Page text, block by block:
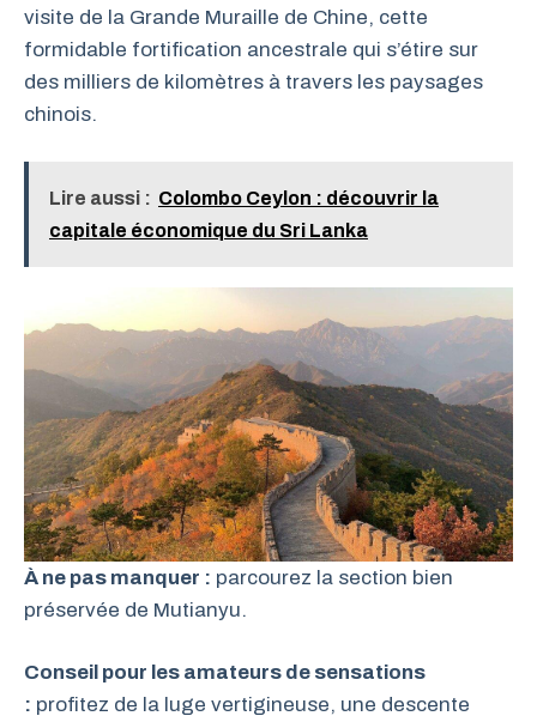
visite de la Grande Muraille de Chine, cette
formidable fortification ancestrale qui s’étire sur
des milliers de kilomètres à travers les paysages
chinois.
Lire aussi : Colombo Ceylon : découvrir la
capitale économique du Sri Lanka
À ne pas manquer : parcourez la section bien
préservée de Mutianyu.
Conseil pour les amateurs de sensations
: profitez de la luge vertigineuse, une descente